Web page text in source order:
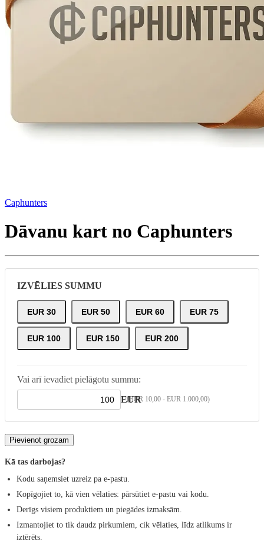
Caphunters
Dāvanu kart no Caphunters
IZVĒLIES SUMMU
EUR 30 EUR 50 EUR 60 EUR 75
EUR 100 EUR 150 EUR 200
Vai arī ievadiet pielāgotu summu:
EUR
(EUR 10,00 - EUR 1.000,00)
Pievienot grozam
Kā tas darbojas?
Kodu saņemsiet uzreiz pa e-pastu.
Kopīgojiet to, kā vien vēlaties: pārsūtiet e-pastu vai kodu.
Derīgs visiem produktiem un piegādes izmaksām.
Izmantojiet to tik daudz pirkumiem, cik vēlaties, līdz atlikums ir
iztērēts.